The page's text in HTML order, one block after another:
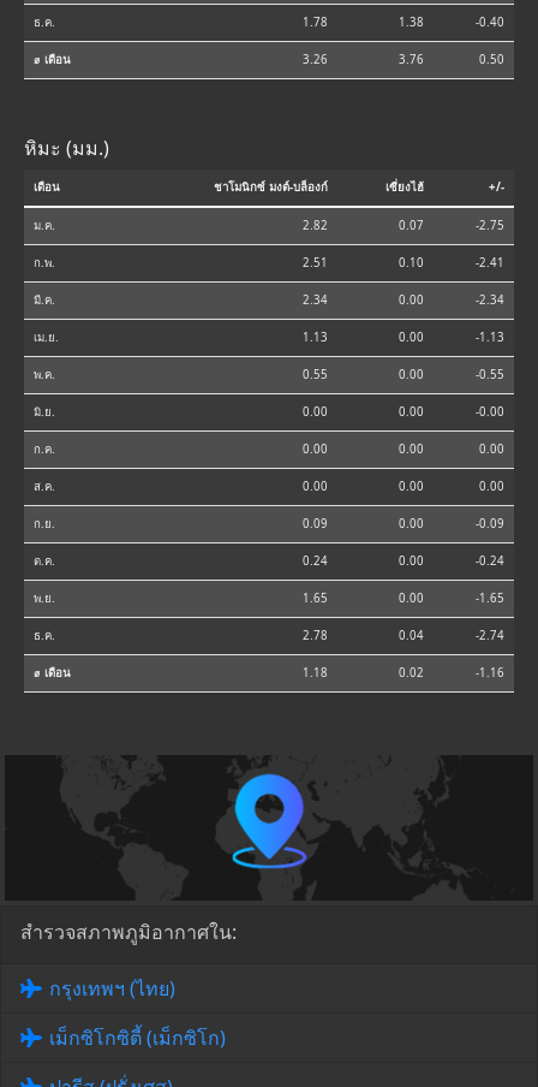
ธ.ค. 1.78 1.38 -0.40
⌀ เดือน 3.26 3.76 0.50
หิมะ (มม.)
เดือน ชาโมนิกซ์ มงต์-บล็องก์ เซี่ยงไฮ้ +/-
ม.ค. 2.82 0.07 -2.75
ก.พ. 2.51 0.10 -2.41
มี.ค. 2.34 0.00 -2.34
เม.ย. 1.13 0.00 -1.13
พ.ค. 0.55 0.00 -0.55
มิ.ย. 0.00 0.00 -0.00
ก.ค. 0.00 0.00 0.00
ส.ค. 0.00 0.00 0.00
ก.ย. 0.09 0.00 -0.09
ต.ค. 0.24 0.00 -0.24
พ.ย. 1.65 0.00 -1.65
ธ.ค. 2.78 0.04 -2.74
⌀ เดือน 1.18 0.02 -1.16
สำรวจสภาพภูมิอากาศใน:
กรุงเทพฯ (ไทย)
เม็กซิโกซิตี้ (เม็กซิโก)